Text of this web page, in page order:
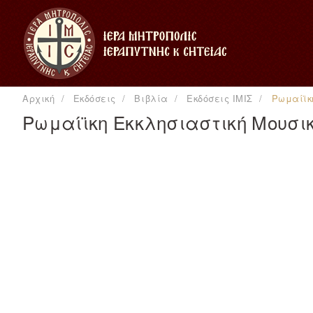
Αρχική Εκδόσεις Βιβλία Εκδόσεις ΙΜΙΣ
Ρωμαίϊκη Εκκλησιαστική